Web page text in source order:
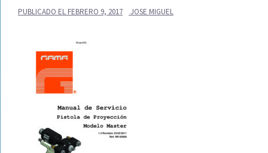
PUBLICADO EL FEBRERO 9, 2017 JOSE MIGUEL